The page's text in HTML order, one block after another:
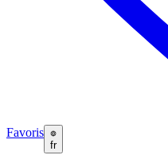
Favoris
fr